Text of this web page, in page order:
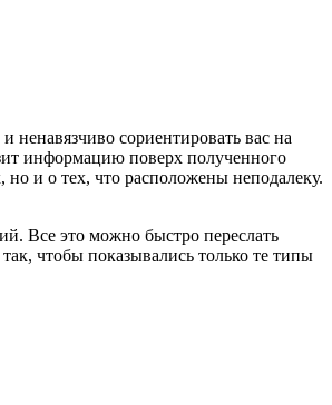
сориентировать вас на
информацию поверх полученного
и о тех, что расположены неподалеку.
Все это можно быстро переслать
чтобы показывались только те типы